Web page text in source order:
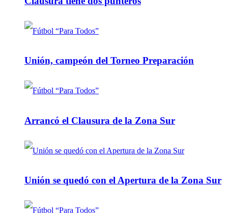
Unión, campeón del Torneo Preparación
Arrancó el Clausura de la Zona Sur
Unión se quedó con el Apertura de la Zona Sur